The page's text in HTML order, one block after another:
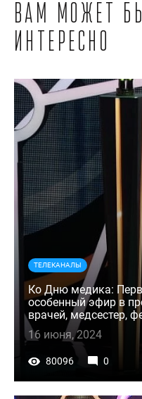
Вам может
интересно
ТЕЛЕКАНАЛЫ
Ко Дню медика:
особенный эфир в
врачей, медсестер,
16 июня, 2024
80096 0